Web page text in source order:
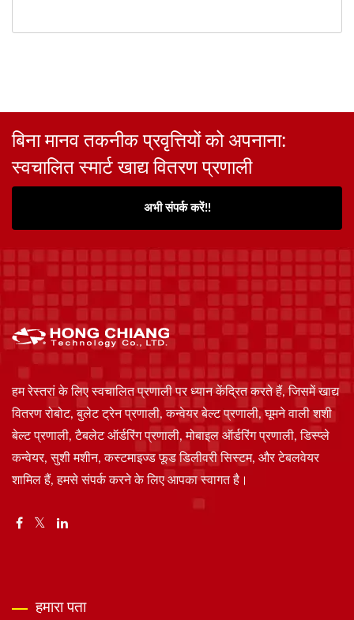
बिना मानव तकनीक प्रवृत्तियों को अपनाना:
स्वचालित स्मार्ट खाद्य वितरण प्रणाली
अभी संपर्क करें!!
हम रेस्तरां के लिए स्वचालित प्रणाली पर ध्यान केंद्रित करते हैं, जिसमें खाद्य
वितरण रोबोट, बुलेट ट्रेन प्रणाली, कन्वेयर बेल्ट प्रणाली, घूमने वाली शशी
बेल्ट प्रणाली, टैबलेट ऑर्डरिंग प्रणाली, मोबाइल ऑर्डरिंग प्रणाली, डिस्प्ले
कन्वेयर, सुशी मशीन, कस्टमाइज्ड फूड डिलीवरी सिस्टम, और टेबलवेयर
शामिल हैं, हमसे संपर्क करने के लिए आपका स्वागत है।
हमारा पता